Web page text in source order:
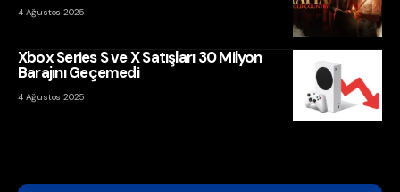
4 Ağustos 2025
Xbox Series S ve X Satışları 30 Milyon
Barajını Geçemedi
4 Ağustos 2025